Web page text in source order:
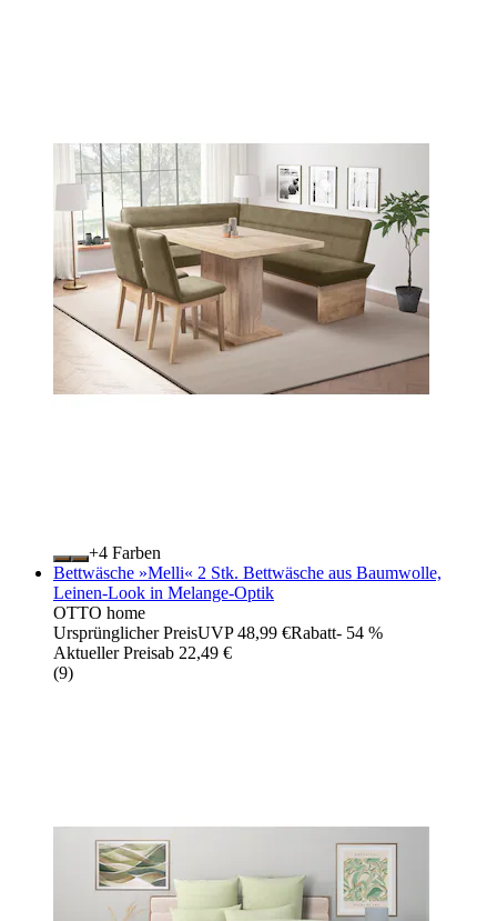
+
Farben
Bettwäsche »Melli« 2 Stk. Bettwäsche aus Baumwolle,
Leinen-Look in Melange-Optik
OTTO home
Ursprünglicher PreisUVP 48,99 €Rabatt- 54 %
Aktueller Preisab 22,49 €
(9)